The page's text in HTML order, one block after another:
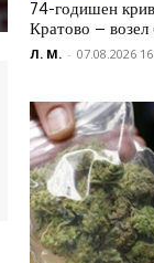
74-годишен
Кратово –
Л. М. - 07.08.2026